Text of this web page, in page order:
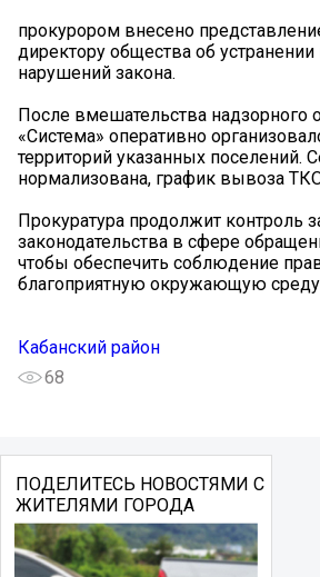
прокурором внесено
директору общества об
нарушений закона.
После вмешательства надзорного
«Система» оперативно
территорий указанных поселений.
нормализована, график вывоза
Прокуратура продолжит контроль
законодательства в сфере
чтобы обеспечить соблюдение
благоприятную окружающую
Кабанский район
68
ПОДЕЛИТЕСЬ НОВОСТЯМИ С
ЖИТЕЛЯМИ ГОРОДА